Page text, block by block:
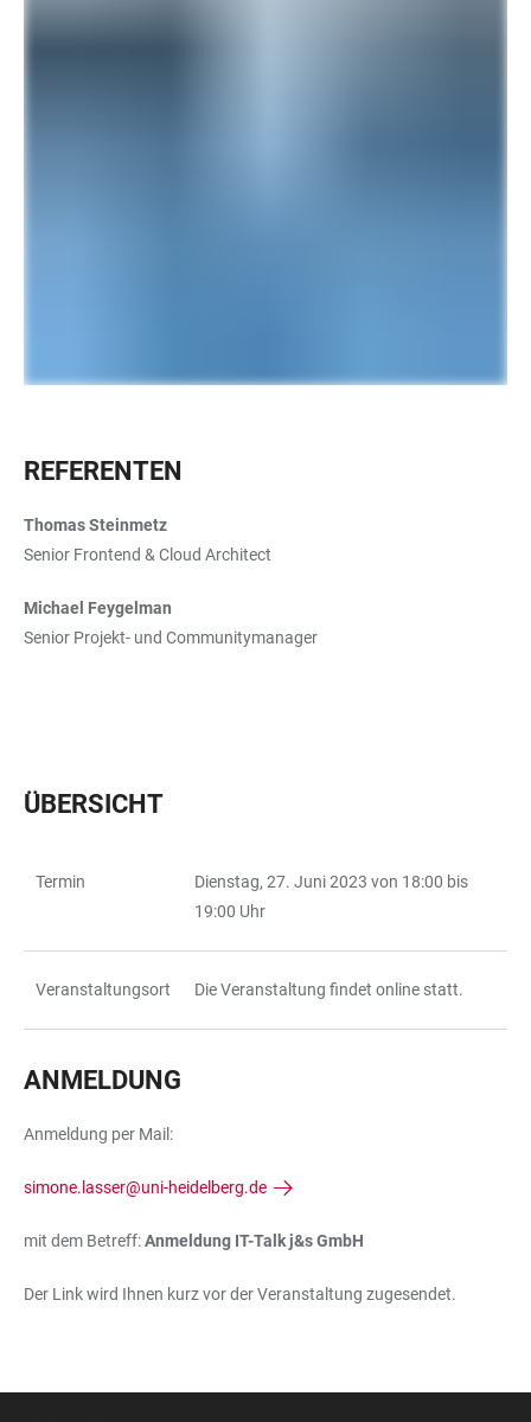
REFERENTEN
Thomas Steinmetz
Senior Frontend & Cloud Architect
Michael Feygelman
Senior Projekt- und Communitymanager
ÜBERSICHT
Termin
Dienstag, 27. Juni 2023 von 18:00 bis
19:00 Uhr
Veranstaltungsort Die Veranstaltung findet online statt.
ANMELDUNG
Anmeldung per Mail:
simone.lasser@uni-heidelberg.de
mit dem Betreff:Anmeldung IT-Talk j&s GmbH
Der Link wird Ihnen kurz vor der Veranstaltung zugesendet.